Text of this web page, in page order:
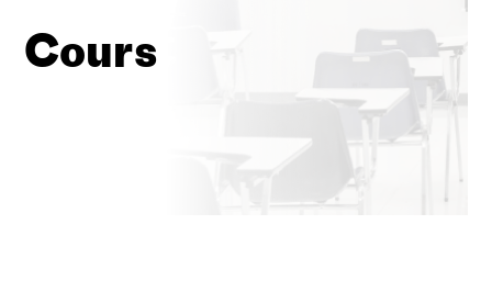
Cours